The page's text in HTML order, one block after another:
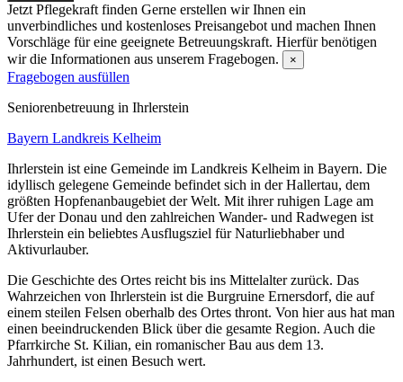
Jetzt Pflegekraft finden Gerne erstellen wir Ihnen ein
unverbindliches und kostenloses Preisangebot und machen Ihnen
Vorschläge für eine geeignete Betreuungskraft. Hierfür benötigen
wir die Informationen aus unserem Fragebogen.
×
Fragebogen ausfüllen
Senioren­betreuung in Ihrlerstein
Bayern Landkreis Kelheim
Ihrlerstein ist eine Gemeinde im Landkreis Kelheim in Bayern. Die
idyllisch gelegene Gemeinde befindet sich in der Hallertau, dem
größten Hopfenanbaugebiet der Welt. Mit ihrer ruhigen Lage am
Ufer der Donau und den zahlreichen Wander- und Radwegen ist
Ihrlerstein ein beliebtes Ausflugsziel für Naturliebhaber und
Aktivurlauber.
Die Geschichte des Ortes reicht bis ins Mittelalter zurück. Das
Wahrzeichen von Ihrlerstein ist die Burgruine Ernersdorf, die auf
einem steilen Felsen oberhalb des Ortes thront. Von hier aus hat man
einen beeindruckenden Blick über die gesamte Region. Auch die
Pfarrkirche St. Kilian, ein romanischer Bau aus dem 13.
Jahrhundert, ist einen Besuch wert.